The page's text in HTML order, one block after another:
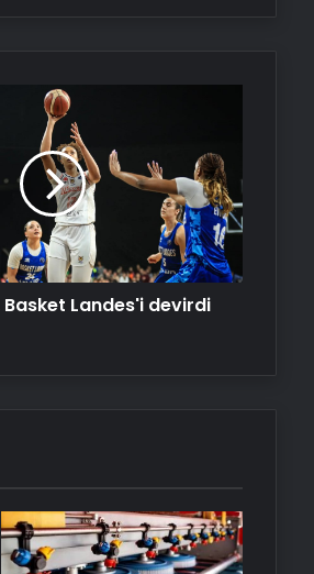
İnternet Seçimi Fiber ve
İnternet Rehberi
Miras Davasında Gözler
Ayındaki Karar
Çevrildi
Depolama Hizmetinde Doğru
Rehberi
Basket Landes'i devirdi